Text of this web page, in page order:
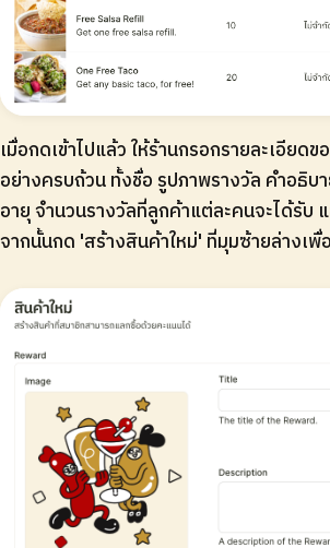
เมื่อกดเข้าไปแล้ว ให้ร้านกรอกรายละเอียด
อย่างครบถ้วน ทั้งชื่อ รูปภาพรางวัล คำอธิบ
อายุ จำนวนรางวัลที่ลูกค้าแต่ละคนจะได้รับ
จากนั้นกด 'สร้างสินค้าใหม่' ที่มุมซ้ายล่างเพื่